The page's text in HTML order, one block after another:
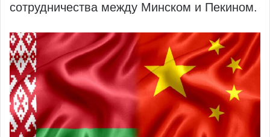
сотрудничества между Минском и Пекином.